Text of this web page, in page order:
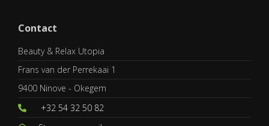
Contact
Beauty & Relax Utopia
Frans van der Perrekaai 1
9400 Ninove - Okegem
+32 54 32 50 82